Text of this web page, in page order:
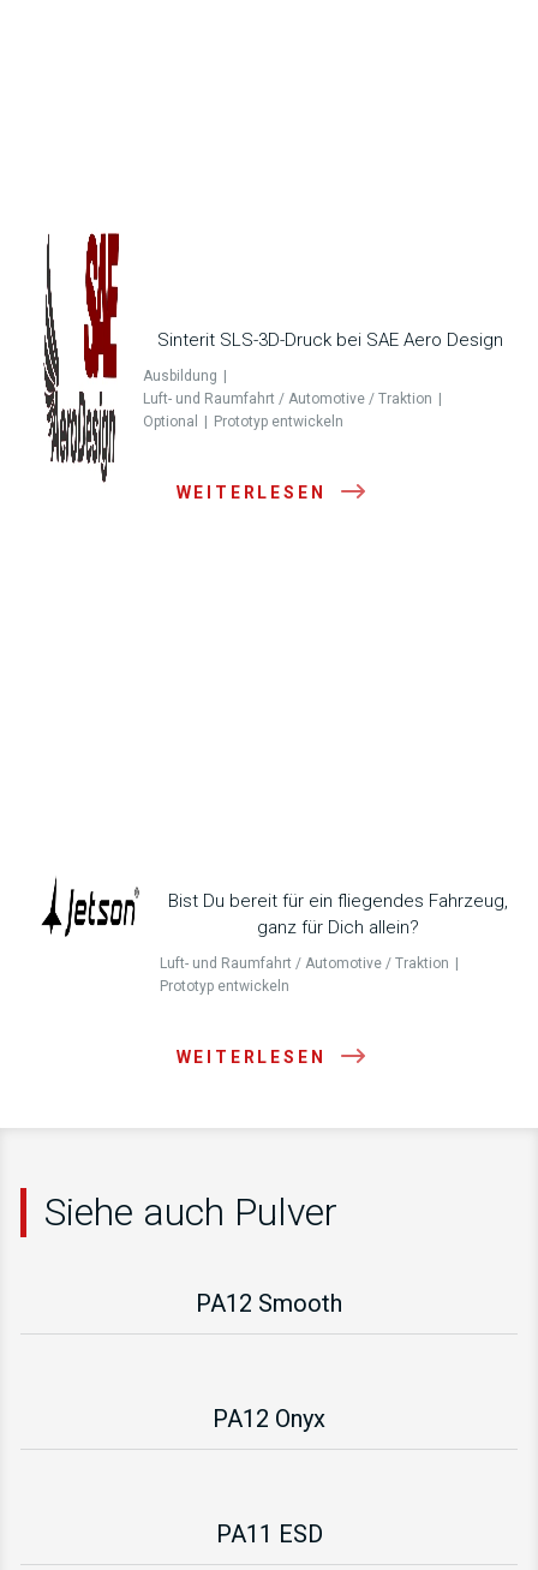
Sinterit SLS-3D-Druck bei SAE Aero Design
Ausbildung
Luft- und Raumfahrt / Automotive / Traktion
Optional
Prototyp entwickeln
WEITERLESEN
Bist Du bereit für ein fliegendes Fahrzeug,
ganz für Dich allein?
Luft- und Raumfahrt / Automotive / Traktion
Prototyp entwickeln
WEITERLESEN
Siehe auch Pulver
PA12 Smooth
PA12 Onyx
PA11 ESD